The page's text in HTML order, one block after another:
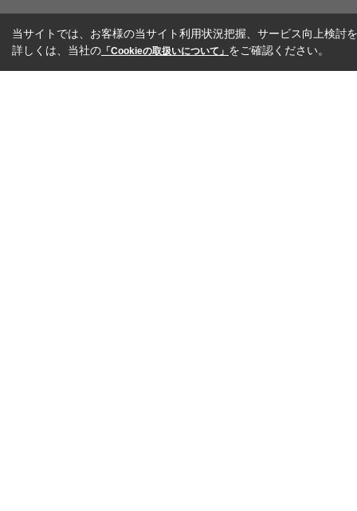
当サイトでは、お客様の当サイト利用状況把握、サービス向上検討
詳しくは、当社の 「Cookieの取扱いについて」 をご確認ください。